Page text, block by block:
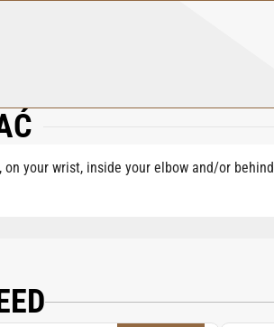
your wrist, inside your elbow and/or behind